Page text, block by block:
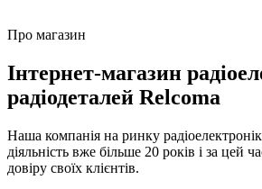
Про магазин
Інтернет-магазин
радіодеталей Relcoma
Наша компанія на ринку
діяльність вже більше 20 років і за цей
довіру своїх клієнтів.